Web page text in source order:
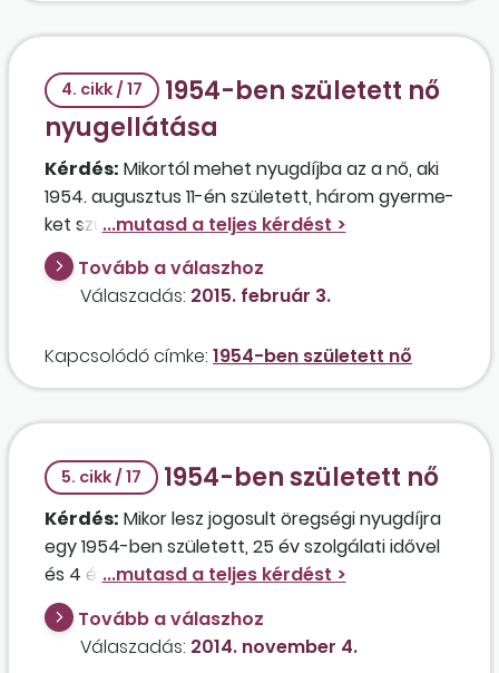
4. cikk / 17
1954-ben született nő
nyugellátása
Kérdés: Mikortól mehet nyugdíjba az a nő, aki
1954. augusztus 11-én született, három gyerme­
ket szült, 30 éves munkaviszonyt tud igazolni,
2012. szeptember 18-án 58 százalékos
egészségkárosodása miatt leszázalékolták? A
leszázalékolást megelőző 5 évben nem volt
munkaviszony, ezért jelenleg semmilyen
ellátásban nem részesül.
Tovább a válaszhoz
Válaszadás: 2015. február 3.
Kapcsolódó címke: 1954-ben született nő
5. cikk / 17 1954-ben született nő
Kérdés: Mikor lesz jogosult öregségi nyugdíjra
egy 1954-ben született, 25 év szolgálati idővel
és 4 év korkedvezménnyel rendelkező nő, aki
1997-től rokkantsági nyugdíjban részesült, amit
10 év után megszüntettek? Beszámítják a
szolgálati időbe a rokkantnyugdíjas éveket?
Tovább a válaszhoz
Válaszadás: 2014. november 4.